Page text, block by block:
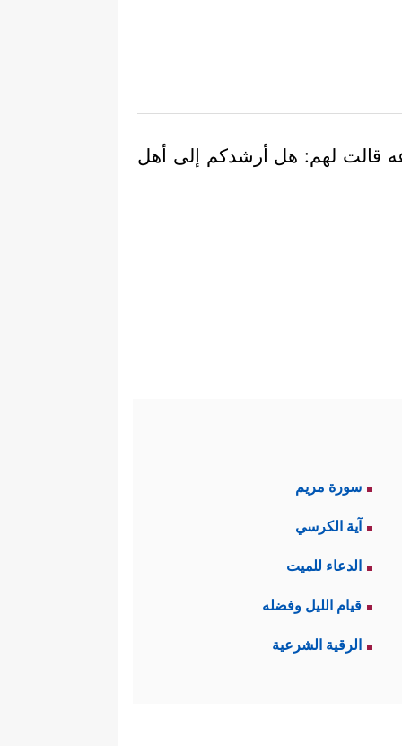
قالت لهم: هل أرشدكم إلى أهل
سورة مريم
آية الكرسي
الدعاء للميت
قيام الليل وفضله
الرقية الشرعية